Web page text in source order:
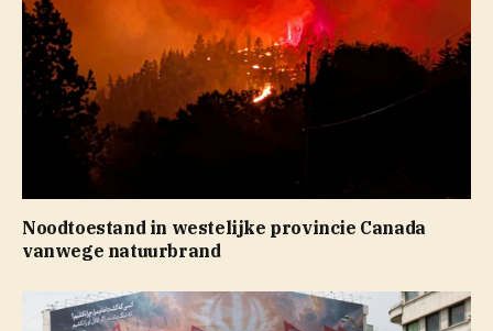
Noodtoestand in westelijke provincie Canada
vanwege natuurbrand